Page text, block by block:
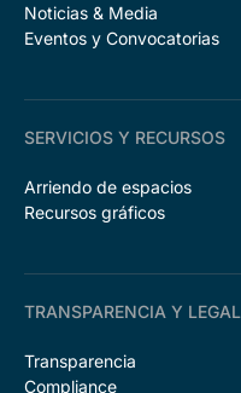
Noticias & Media
Eventos y Convocatorias
SERVICIOS Y RECURSOS
Arriendo de espacios
Recursos gráficos
TRANSPARENCIA Y LEGAL
Transparencia
Compliance